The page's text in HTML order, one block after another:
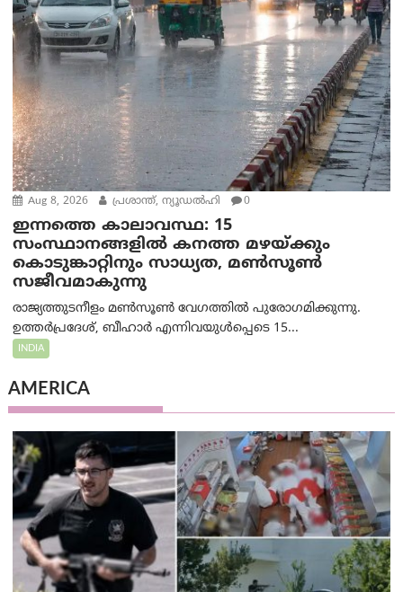
Aug 8, 2026 പ്രശാന്ത്, ന്യൂഡല്‍ഹി 0
ഇന്നത്തെ കാലാവസ്ഥ: 15
സംസ്ഥാനങ്ങളിൽ കനത്ത മഴയ്ക്കും
കൊടുങ്കാറ്റിനും സാധ്യത, മൺസൂൺ
സജീവമാകുന്നു
രാജ്യത്തുടനീളം മൺസൂൺ വേഗത്തിൽ പുരോഗമിക്കുന്നു.
ഉത്തർപ്രദേശ്, ബീഹാർ എന്നിവയുൾപ്പെടെ 15...
INDIA
AMERICA